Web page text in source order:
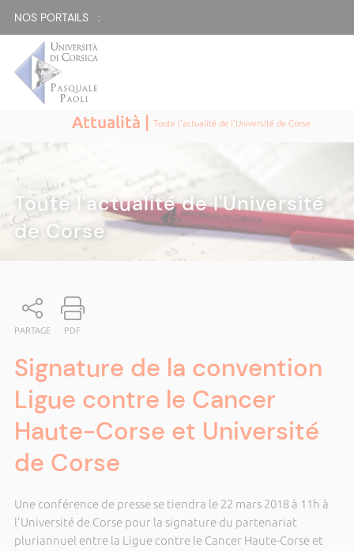
NOS PORTAILS :
Attualità |Toute l'actualité de l'Université de Corse
ATTUALITÀ|
Toute l'actualité de l'Université
de Corse
PARTAGE PDF
Signature de la convention
Ligue contre le Cancer
Haute-Corse et Université
de Corse
Une conférence de presse se tiendra le 22 mars 2018 à 11h à
l'Université de Corse pour la signature du partenariat
pluriannuel entre la Ligue contre le Cancer Haute-Corse et